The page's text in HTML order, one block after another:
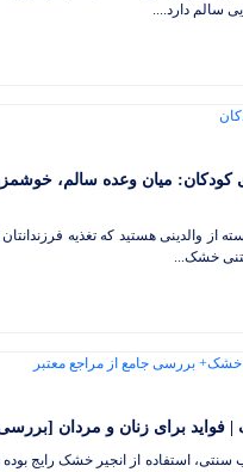
سالم دارد....
میان وعده سالم،
از والدینی هستید که تغذیه
خشک...
برای زنان و مردان
سنتی، استفاده از انجیر خشک رایج